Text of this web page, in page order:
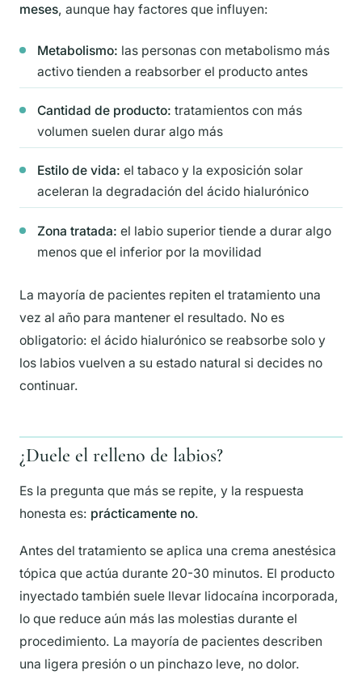
meses, aunque hay factores que influyen:
Metabolismo: las personas con metabolismo más
activo tienden a reabsorber el producto antes
Cantidad de producto: tratamientos con más
volumen suelen durar algo más
Estilo de vida: el tabaco y la exposición solar
aceleran la degradación del ácido hialurónico
Zona tratada: el labio superior tiende a durar algo
menos que el inferior por la movilidad
La mayoría de pacientes repiten el tratamiento una
vez al año para mantener el resultado. No es
obligatorio: el ácido hialurónico se reabsorbe solo y
los labios vuelven a su estado natural si decides no
continuar.
¿Duele el relleno de labios?
Es la pregunta que más se repite, y la respuesta
honesta es: prácticamente no.
Antes del tratamiento se aplica una crema anestésica
tópica que actúa durante 20-30 minutos. El producto
inyectado también suele llevar lidocaína incorporada,
lo que reduce aún más las molestias durante el
procedimiento. La mayoría de pacientes describen
una ligera presión o un pinchazo leve, no dolor.